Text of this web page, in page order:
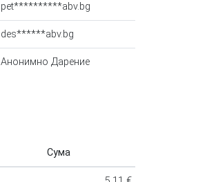
pet**********abv.bg
des******abv.bg
Анонимно Дарение
Сума